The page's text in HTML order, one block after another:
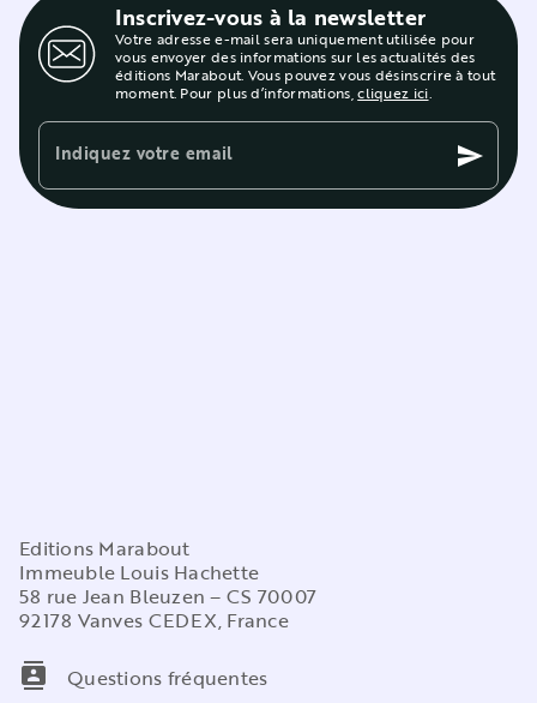
Inscrivez-vous à la newsletter
Votre adresse e-mail sera uniquement utilisée pour
vous envoyer des informations sur les actualités des
éditions Marabout. Vous pouvez vous désinscrire à tout
moment. Pour plus d’informations,cliquez ici.
Indiquez votre email send
Editions Marabout
Immeuble Louis Hachette
58 rue Jean Bleuzen – CS 70007
92178 Vanves CEDEX, France
contacts
Questions fréquentes